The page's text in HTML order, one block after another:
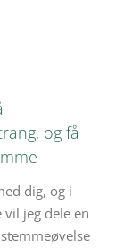
og få
dig, og i
vil jeg dele en